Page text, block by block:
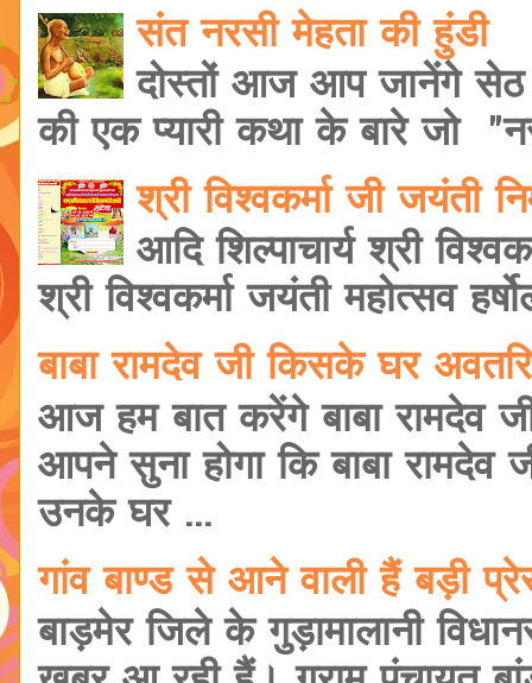
संत नरसी मेहता की हुंडी
दोस्तों आज आप जानेंगे सेठ
की एक प्यारी कथा के बारे जो
श्री विश्वकर्मा जी जयंती
आदि शिल्पाचार्य श्री
श्री विश्वकर्मा जयंती महोत्सव
बाबा रामदेव जी किसके घर
आज हम बात करेंगे बाबा
आपने सुना होगा कि बाबा
उनके घर ...
गांव बाण्ड से आने वाली हैं बड़ी
बाड़मेर जिले के गुड़ामालानी